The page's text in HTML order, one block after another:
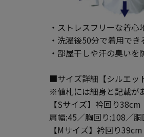
・ストレスフリーな着
・洗濯後50分で着用で
・部屋干しや汗の臭い
■サイズ詳細【シルエッ
※値札には細身と記載が
【Sサイズ】衿回り38cm
肩幅:45／胸回り:108／
【Mサイズ】衿回り39cm